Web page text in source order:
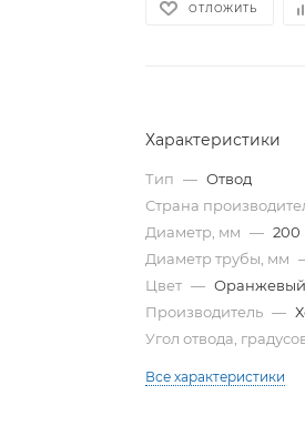
ОТЛОЖИТЬ
Характеристики
Тип — Отвод
Страна
Диаметр, мм — 200
Диаметр трубы, мм
Цвет — Оранжевый
Производитель —
Угол отвода,
Все характеристики